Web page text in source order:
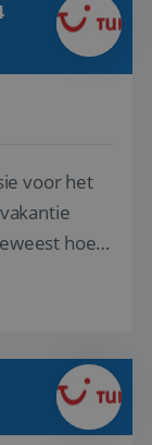
voor het
hoe
is een